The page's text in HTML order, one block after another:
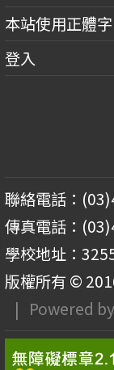
本站使用正體字
登入
聯絡電話：
傳真電話：
學校地址：
版權所有 ©
| Powered by